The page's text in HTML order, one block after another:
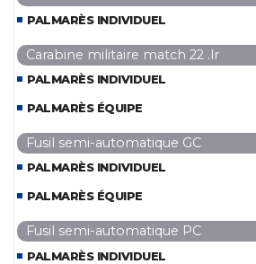
PALMARÈS INDIVIDUEL
Carabine militaire match 22 .lr
PALMARÈS INDIVIDUEL
PALMARÈS ÉQUIPE
Fusil semi-automatique GC
PALMARÈS INDIVIDUEL
PALMARÈS ÉQUIPE
Fusil semi-automatique PC
PALMARÈS INDIVIDUEL